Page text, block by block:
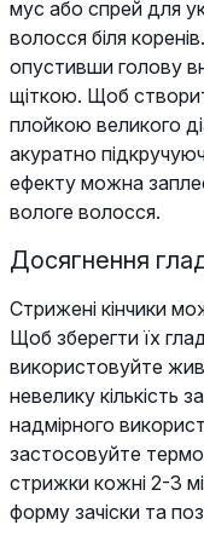
мус або спрей для
волосся біля
опустивши голову
щіткою. Щоб
плойкою великого
акуратно
ефекту можна
вологе волосся.
Досягнення
Стрижені кінчики
Щоб зберегти їх
використовуйте
невелику кількість
надмірного
застосовуйте
стрижки кожні 2-3
форму зачіски та